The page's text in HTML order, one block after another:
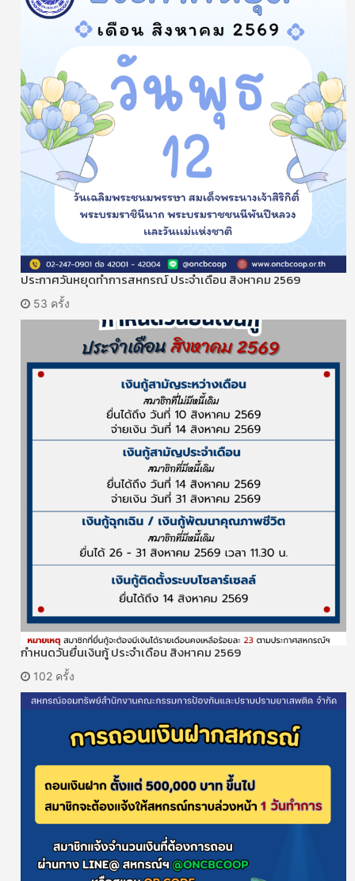
ประกาศวันหยุดทำการสหกรณ์ ประจำเดือน สิงหาคม 2569
53 ครั้ง
กำหนดวันยื่นเงินกู้ ประจำเดือน สิงหาคม 2569
102 ครั้ง